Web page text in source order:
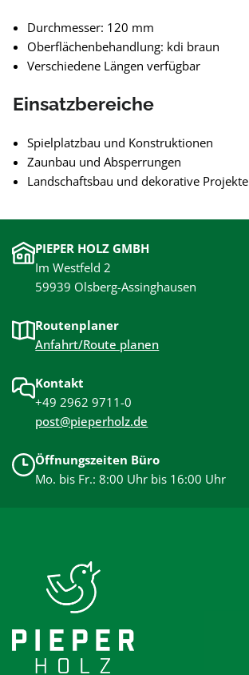
Durchmesser: 120 mm
Oberflächenbehandlung: kdi braun
Verschiedene Längen verfügbar
Einsatzbereiche
Spielplatzbau und Konstruktionen
Zaunbau und Absperrungen
Landschaftsbau und dekorative Projekte
PIEPER HOLZ GMBH
Im Westfeld 2
59939 Olsberg-Assinghausen
Routenplaner
Anfahrt/Route planen
Kontakt
+49 2962 9711-0
post@pieperholz.de
Öffnungszeiten Büro
Mo. bis Fr.: 8:00 Uhr bis 16:00 Uhr